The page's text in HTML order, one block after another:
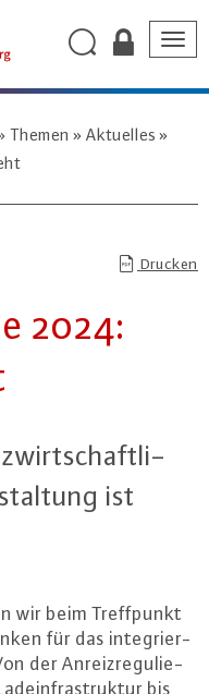
Themen
Aktuelles
Drucken
2024:
ist
wir beim Treff­punkt
für das in­te­grier­
der An­reiz­re­gu­lie­
bis